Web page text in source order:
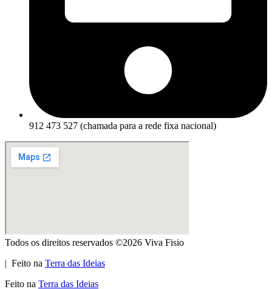
912 473 527 (chamada para a rede fixa nacional)
Todos os direitos reservados ©2026 Viva Fisio
| Feito na Terra das Ideias
Feito na Terra das Ideias